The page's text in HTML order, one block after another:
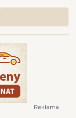
Reklama